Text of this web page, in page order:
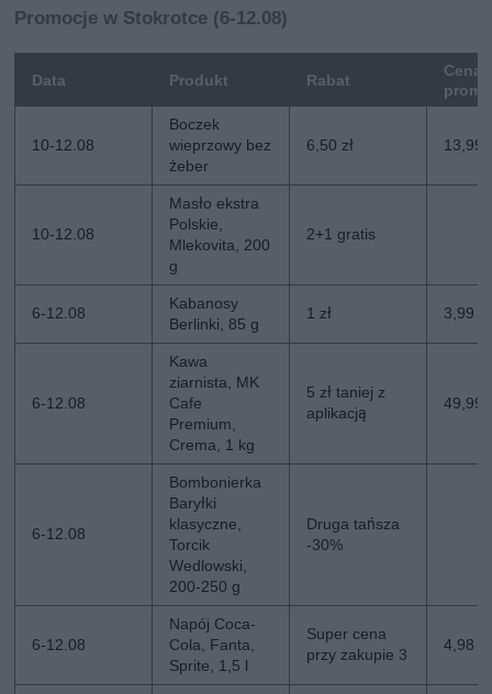
Promocje w Stokrotce (6-12.08)
Data Produkt Rabat
Cena
10-12.08
Boczek
wieprzowy bez
żeber
6,50 zł 13,99
10-12.08
Masło ekstra
Polskie,
Mlekovita, 200
g
2+1 gratis
6-12.08
Kabanosy
Berlinki, 85 g
1 zł 3,99
6-12.08
Kawa
ziarnista, MK
Cafe
Premium,
Crema, 1 kg
5 zł taniej z
aplikacją
49,99
6-12.08
Bombonierka
Baryłki
klasyczne,
Torcik
Wedlowski,
200-250 g
Druga tańsza
-30%
6-12.08
Napój Coca-
Cola, Fanta,
Sprite, 1,5 l
Super cena
przy zakupie 3
4,98